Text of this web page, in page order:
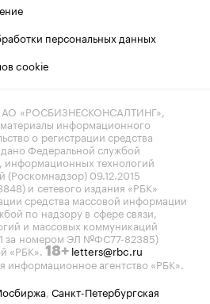
персональных данных
cookie
«РОСБИЗНЕСКОНСАЛТИНГ»,
информационного
о регистрации средства
Федеральной службой
информационных технологий
09.12.2015
и сетевого издания «РБК»
средства массовой информации
по надзору в сфере связи,
и массовых коммуникаций
за номером ЭЛ №ФС77-82385)
«РБК». 18+ letters@rbc.ru
информационное агентство «РБК».
Санкт-Петербургская